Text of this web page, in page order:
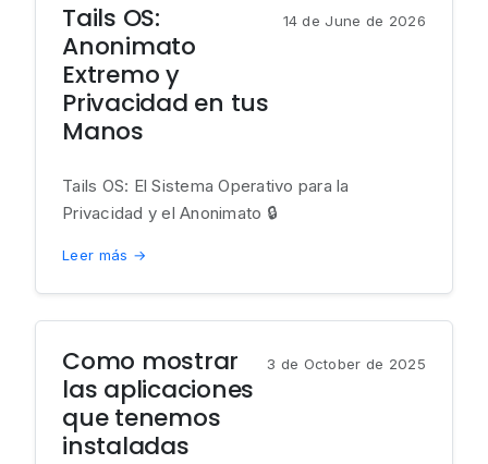
Tails OS:
Anonimato
Extremo y
Privacidad en tus
Manos
14 de June de 2026
Tails OS: El Sistema Operativo para la
Privacidad y el Anonimato 🔒
Leer más →
Como mostrar
las aplicaciones
que tenemos
instaladas
3 de October de 2025